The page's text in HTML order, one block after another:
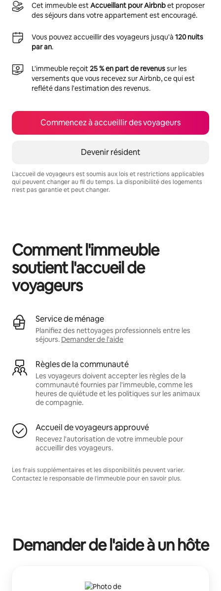
Cet immeuble estAccueillant pour Airbnbet proposer
des séjours dans votre appartement est encouragé.
Vous pouvez accueillir des voyageurs jusqu'à 120 nuits
par an.
L'immeuble reçoit25 % en part de revenussur les
versements que vous recevez sur Airbnb, ce qui est
reflété dans l'estimation des revenus.
Commencez à accueillir des voyageurs
Devenir résident
L'accueil de voyageurs est soumis aux lois et restrictions applicables
qui peuvent changer au fil du temps. La disponibilité des logements
n'est pas garantie et peut changer.
Comment l'immeuble
soutient l'accueil de
voyageurs
Service de ménage
Planifiez des nettoyages professionnels entre les
séjours. Demander de l'aide
Règles de la communauté
Les voyageurs doivent accepter les règles de la
communauté fournies par l'immeuble, comme les
heures de quiétude et les politiques sur les animaux
de compagnie.
Accueil de voyageurs approuvé
Recevez l'autorisation de votre immeuble pour
accueillir des voyageurs.
Les frais supplémentaires et les disponibilités peuvent varier.
Contactez le responsable de l'immeuble pour en savoir plus.
Demander de l'aide à un hôte